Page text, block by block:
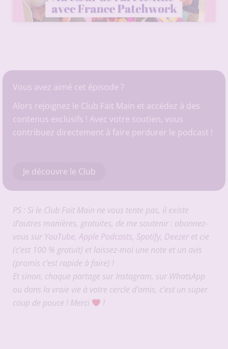
Vous avez aimé cet épisode ?
Alors rejoignez le Club Fait Main et accédez à des
contenus exclusifs ! Avec votre soutien, vous
contribuez directement à faire perdurer le podcast !
Je découvre le Club
PS : Si le Club Fait Main ne vous tente pas, il existe
d’autres manières, gratuites, de me soutenir : abonnez-
vous sur YouTube, Apple Podcasts, Spotify, Deezeret cie
(c’est 100 % gratuit) et laissez-moi une note et un avis
(promis c’est rapide à faire) !
Et sinon, chaque partage sur Instagram, sur WhatsApp
ou dans la vraie vie à votre cercle d’amis, c’est un super
coup de pouce ! Merci
!